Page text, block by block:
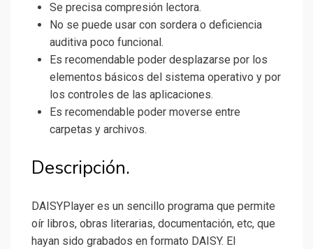
Se precisa compresión lectora.
No se puede usar con sordera o deficiencia
auditiva poco funcional.
Es recomendable poder desplazarse por los
elementos básicos del sistema operativo y por
los controles de las aplicaciones.
Es recomendable poder moverse entre
carpetas y archivos.
Descripción.
DAISYPlayer es un sencillo programa que permite
oír libros, obras literarias, documentación, etc, que
hayan sido grabados en formato DAISY. El